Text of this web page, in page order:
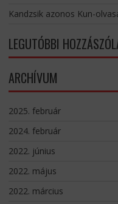
Kandzsik azonos Kun-
LEGUTÓBBI
ARCHÍVUM
2025. február
2024. február
2022. június
2022. május
2022. március